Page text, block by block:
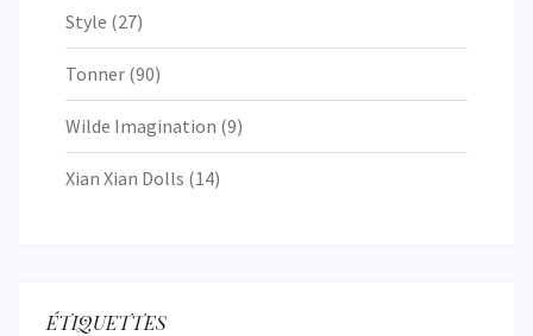
Style (27)
Tonner (90)
Wilde Imagination (9)
Xian Xian Dolls (14)
ÉTIQUETTES